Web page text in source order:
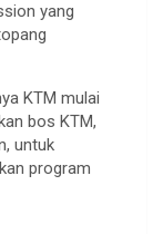
yang
KTM mulai
bos KTM,
untuk
program